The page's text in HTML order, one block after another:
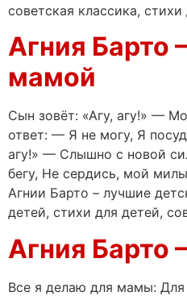
советская классика,
Агния Барто
мамой
Сын зовёт: «Агу, агу!» —
ответ: — Я не могу, Я
агу!» — Слышно с новой
бегу, Не сердись, мой
Агнии Барто – лучшие
детей, стихи для детей,
Агния Барто
Все я делаю для мамы: